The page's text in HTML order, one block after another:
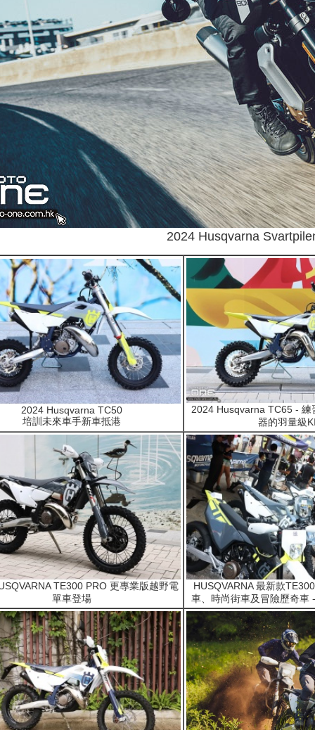
2024 Husqvarna
2024 Husqvarna TC50
培訓未來車手新車抵港
2024 Husqvarna TC65 - 練
器的羽量級
TE300 PRO 更專業版越野電
單車登場
HUSQVARNA 最新款
車、時尚街車及冒險歷奇車